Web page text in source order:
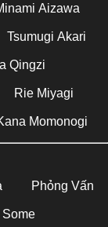
Aizawa
Tsumugi Akari
Qingzi
Rie Miyagi
Momonogi
Phỏng Vấn
Some